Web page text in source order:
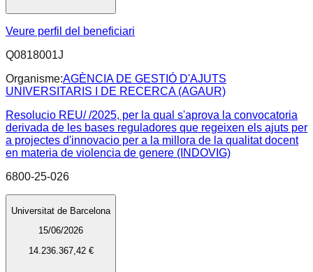
Veure perfil del beneficiari
Q0818001J
Organisme:AGÈNCIA DE GESTIÓ D'AJUTS
UNIVERSITARIS I DE RECERCA (AGAUR)
Resolucio REU/ /2025, per la qual s'aprova la convocatoria
derivada de les bases reguladores que regeixen els ajuts per
a projectes d'innovacio per a la millora de la qualitat docent
en materia de violencia de genere (INDOVIG)
6800-25-026
Universitat de Barcelona
15/06/2026
14.236.367,42 €